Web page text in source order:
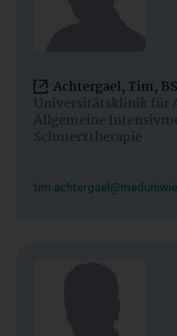
Achtergael, Tim,
Universitätsklinik für
Allgemeine
Schmerztherapie